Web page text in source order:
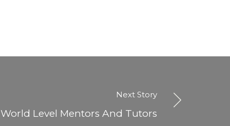
Next Story
World Level Mentors And Tutors